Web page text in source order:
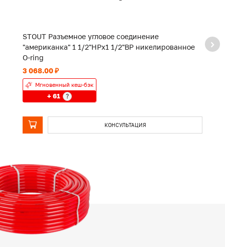
STOUT Разъемное угловое соединение
"американка" 1 1/2"НРx1 1/2"ВР никелированное
O-ring
3 068.00 ₽
Мгновенный кеш-бэк
+ 61 ?
КОНСУЛЬТАЦИЯ